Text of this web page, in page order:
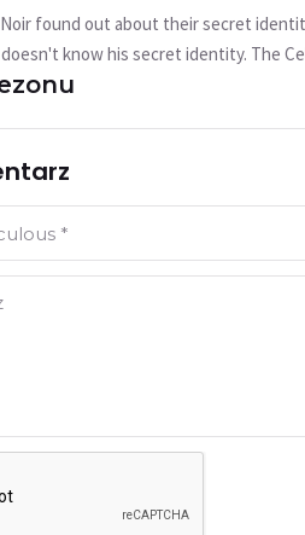
jest obecnie dostępny
ponownie
about their secret identities? To beat a villain, Ladybug
know his secret identity. The
is to remain Guardian, she